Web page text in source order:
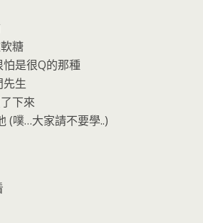
糖
是很Q的那種
先生
下來
(噗…大家請不要學..)